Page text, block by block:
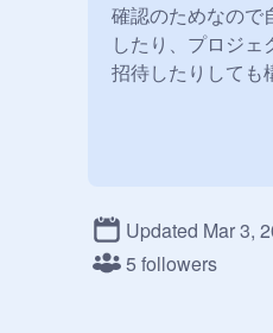
確認のためなので
したり、プロジェ
招待したりしても
Updated Mar 3,
5 followers